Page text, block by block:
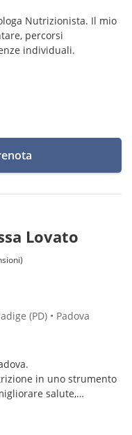
Nutrizionista. Il mio
percorsi
individuali.
Lovato
(PD) • Padova
in uno strumento
salute,